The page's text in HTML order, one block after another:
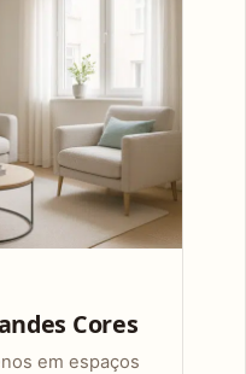
Cores
em espaços